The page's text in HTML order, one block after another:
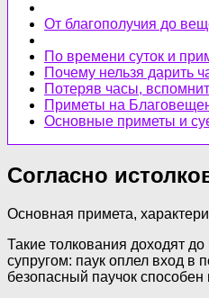
От благополучия до
По времени суток и
Почему нельзя дарить
Потеряв часы,
Приметы на
Основные приметы и
Согласно
Основная примета,
Такие толкования доходят
супругом: паук оплел вход в
безопасный паучок